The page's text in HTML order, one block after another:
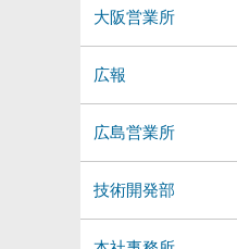
大阪営業所
広報
広島営業所
技術開発部